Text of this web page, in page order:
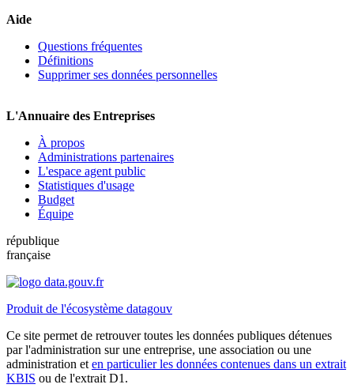
Aide
Questions fréquentes
Définitions
Supprimer ses données personnelles
L'Annuaire des Entreprises
À propos
Administrations partenaires
L'espace agent public
Statistiques d'usage
Budget
Équipe
république
française
Produit de l'écosystème datagouv
Ce site permet de retrouver toutes les données publiques détenues
par l'administration sur une entreprise, une association ou une
administration et en particulier les données contenues dans un extrait
KBIS ou de l'extrait D1.